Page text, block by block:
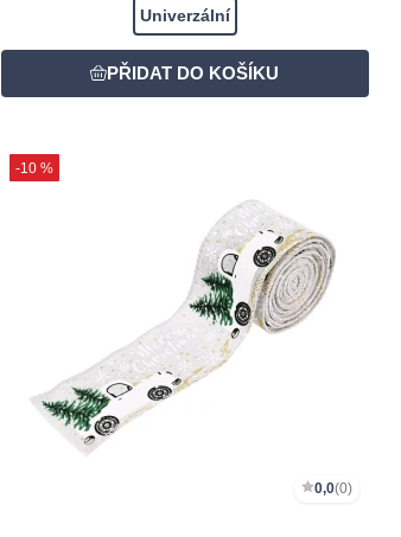
Univerzální
-10 %
0,0(0)